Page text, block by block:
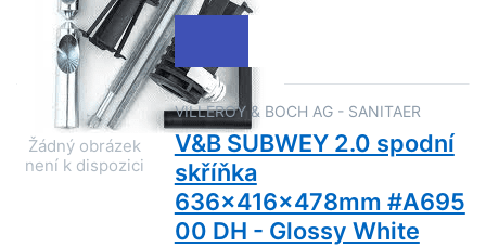
VILLEROY & BOCH AG - SANITAER
V&B SUBWEY 2.0 spodní
skříňka
636x416x478mm #A695
00 DH - Glossy White